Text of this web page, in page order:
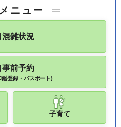
ニュー
混雑状況
事前予約
鑑登録・パスポート)
子育て